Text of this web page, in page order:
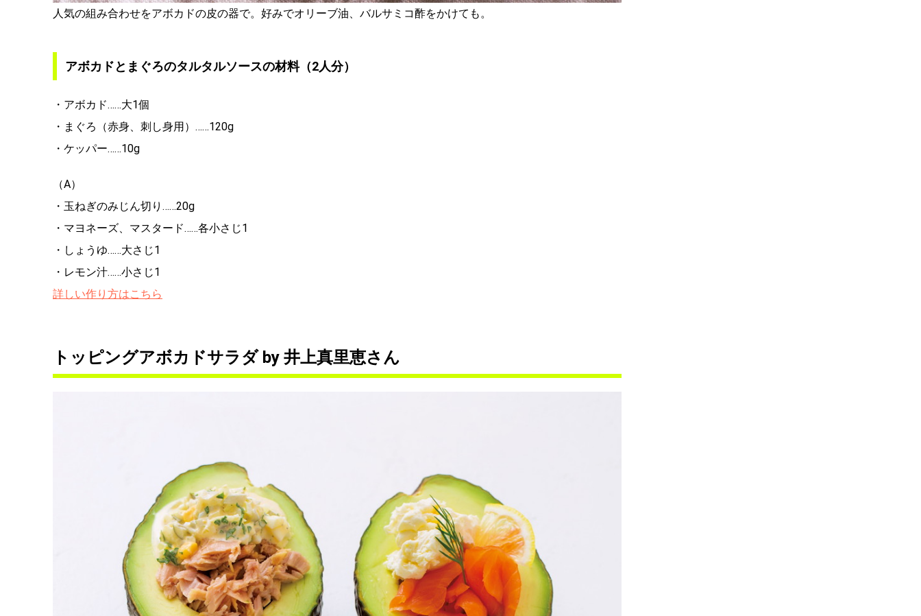
人気の組み合わせをアボカドの皮の器で。好みでオリーブ油、バルサミコ酢をかけても。
アボカドとまぐろのタルタルソースの材料（2人分）
・アボカド……大1個
・まぐろ（赤身、刺し身用）……120g
・ケッパー……10g
（A）
・玉ねぎのみじん切り……20g
・マヨネーズ、マスタード……各小さじ1
・しょうゆ……大さじ1
・レモン汁……小さじ1
詳しい作り方はこちら
トッピングアボカドサラダ by 井上真里恵さん